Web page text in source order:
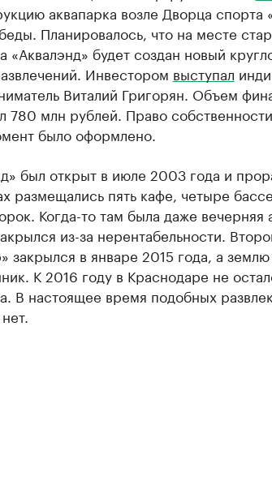
аквапарка возле Дворца
Планировалось, что на месте
«Аквалэнд» будет создан новый
Инвестором выступал
Виталий Григорян. Объем
780 млн рублей. Право
было оформлено.
был открыт в июле 2003 года и
размещались пять кафе, четыре
Когда-то там была даже
из-за нерентабельности.
закрылся в январе 2015 года, а
К 2016 году в Краснодаре не
В настоящее время подобных